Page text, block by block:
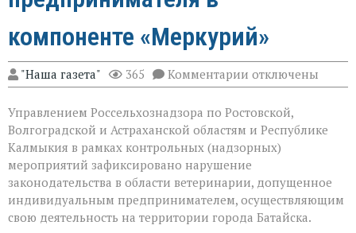
компоненте «Меркурий»
"Наша газета" 365 Комментарии к
записи
Ростовской
области
Управлением
выявлен
факт
отсутствия
регистрации
предпринимателя
отключены
Управлением Россельхознадзора по Ростовской,
Волгоградской и Астраханской областям и Республике
Калмыкия в рамках контрольных (надзорных)
мероприятий зафиксировано нарушение
законодательства в области ветеринарии, допущенное
индивидуальным предпринимателем, осуществляющим
свою деятельность на территории города Батайска.